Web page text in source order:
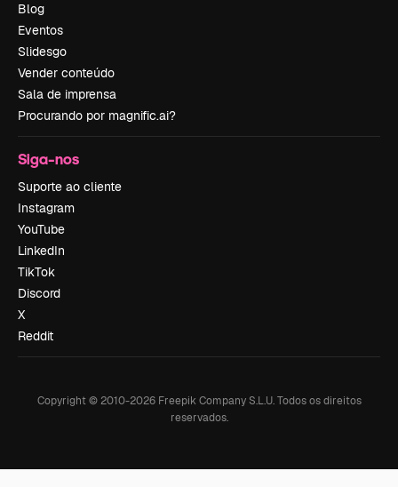
Blog
Eventos
Slidesgo
Vender conteúdo
Sala de imprensa
Procurando por magnific.ai?
Siga-nos
Suporte ao cliente
Instagram
YouTube
LinkedIn
TikTok
Discord
X
Reddit
Copyright © 2010-2026Freepik Company S.L.U. Todos os direitos
reservados.